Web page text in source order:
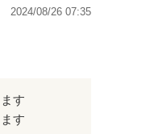
2024/08/26 07:35
す
す